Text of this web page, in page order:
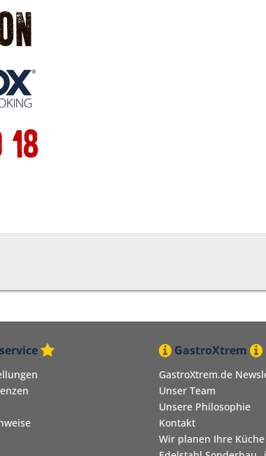
GastroXtrem
GastroXtrem.de
Unser Team
Unsere Philosophie
Kontakt
Wir planen Ihre Küche